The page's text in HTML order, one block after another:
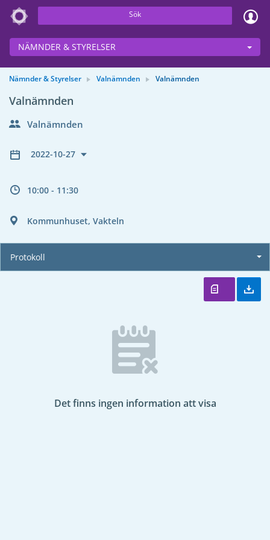
Sök
NÄMNDER & STYRELSER
Nämnder & Styrelser Valnämnden Valnämnden
Valnämnden
Valnämnden
2022-10-27
10:00 - 11:30
Kommunhuset, Vakteln
Protokoll
Det finns ingen information att visa